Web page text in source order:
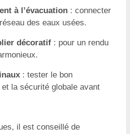
à l’évacuation : connecter
des eaux usées.
décoratif : pour un rendu
: tester le bon
la sécurité globale avant
il est conseillé de